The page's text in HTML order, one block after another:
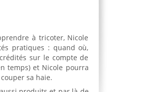
à tricoter, Nicole
pratiques : quand où,
sur le compte de
temps) et Nicole pourra
sa haie.